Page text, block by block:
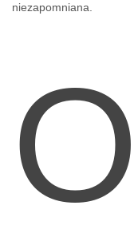
niezapomniana.
O